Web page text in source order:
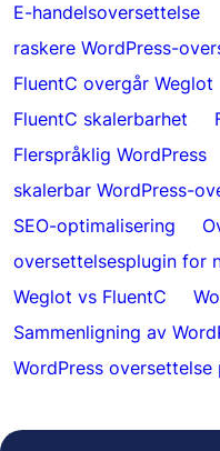
E-handelsoversettelse
raskere WordPress-
FluentC overgår Weglot
FluentC skalerbarhet
Flerspråklig WordPress
skalerbar WordPress-
SEO-optimalisering
oversettelsesplugin for
Weglot vs FluentC
Sammenligning av
WordPress